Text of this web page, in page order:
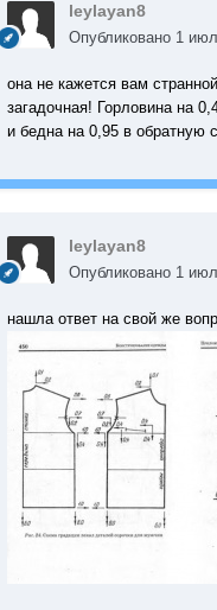
leylayan8
Опубликовано 1
она не кажется вам
загадочная! Горловина на
и бедна на 0,95 в обратную
leylayan8
Опубликовано 1
нашла ответ на свой же